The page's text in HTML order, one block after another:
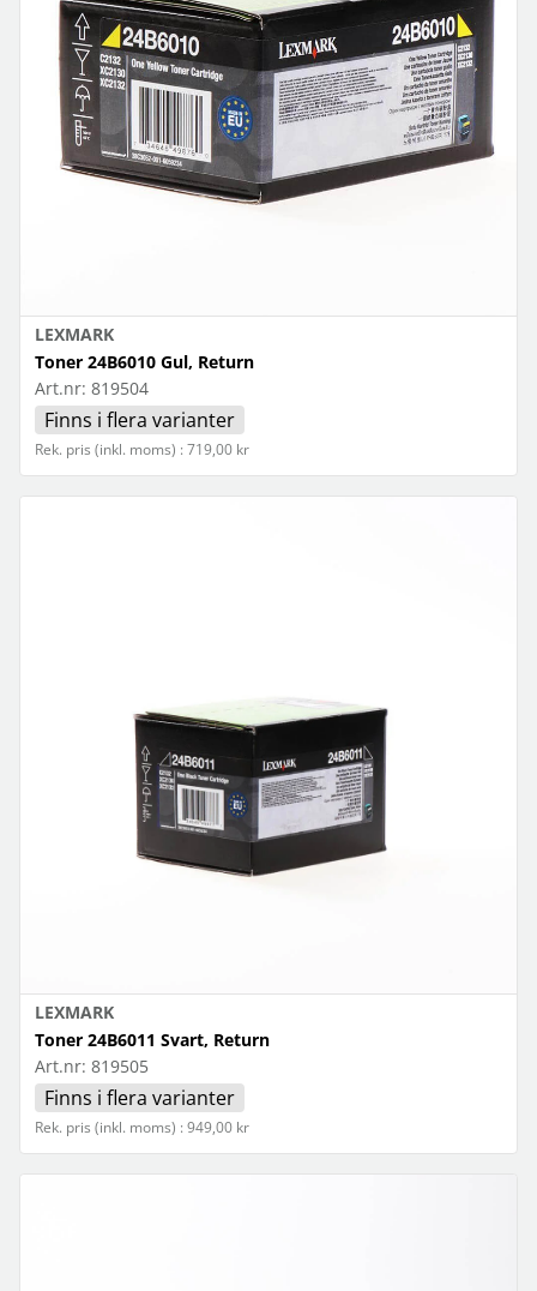
LEXMARK
Toner 24B6010 Gul, Return
Art.nr: 819504
Finns i flera varianter
Rek. pris (inkl. moms) : 719,00 kr
LEXMARK
Toner 24B6011 Svart, Return
Art.nr: 819505
Finns i flera varianter
Rek. pris (inkl. moms) : 949,00 kr